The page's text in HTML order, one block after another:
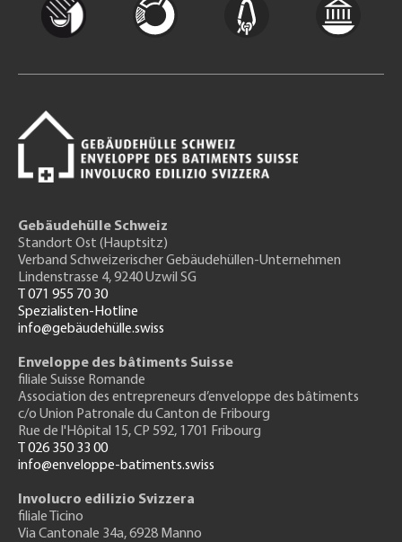
Gebäudehülle Schweiz
Standort Ost (Hauptsitz)
Verband Schweizerischer Gebäudehüllen-Unternehmen
Lindenstrasse 4, 9240 Uzwil SG
T 071 955 70 30
Spezialisten-Hotline
info@gebäudehülle.swiss
Enveloppe des bâtiments Suisse
filiale Suisse Romande
Association des entrepreneurs d’enveloppe des bâtiments
c/o Union Patronale du Canton de Fribourg
Rue de l'Hôpital 15, CP 592, 1701 Fribourg
T 026 350 33 00
info@enveloppe-batiments.swiss
Involucro edilizio Svizzera
filiale Ticino
Via Cantonale 34a, 6928 Manno